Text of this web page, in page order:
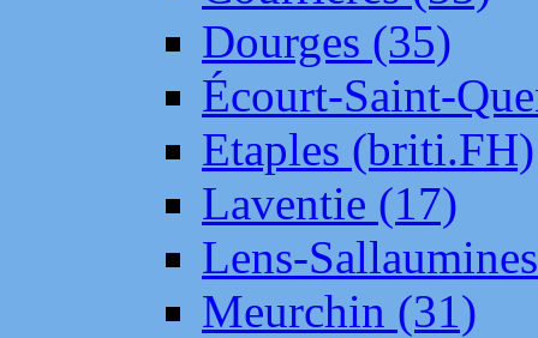
Dourges (35)
Écourt-Saint-
Etaples (briti.FH)
Laventie (17)
Lens-
Meurchin (31)